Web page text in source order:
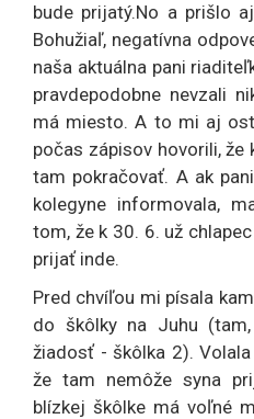
bude prijatý.No a prišlo
Bohužiaľ, negatívna
naša aktuálna pani
pravdepodobne nevzali
má miesto. A to mi aj
počas zápisov hovorili,
tam pokračovať. A ak
kolegyne informovala,
tom, že k 30. 6. už
prijať inde.
Pred chvíľou mi písala
do škôlky na Juhu
žiadosť - škôlka 2).
že tam nemôže syna
blízkej škôlke má voľné